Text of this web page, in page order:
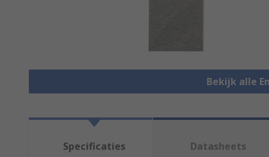
Bekijk alle
Specificaties Datasheets